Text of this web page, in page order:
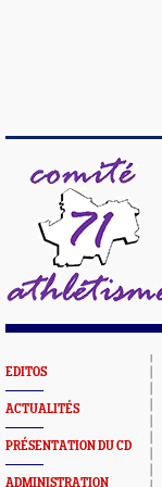
EDITOS
ACTUALITÉS
PRÉSENTATION DU CD
ADMINISTRATION